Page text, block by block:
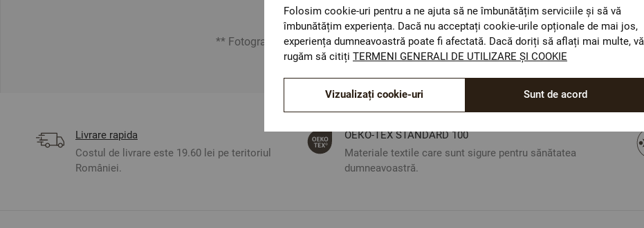
** Fotografiile sunt orientative. Poate varia ușor culoarea sau tonalitatea.
Livrare rapida
Costul de livrare este 19.60 lei pe teritoriul
României.
ОЕКО-ТЕX STANDARD 100
Materiale textile care sunt sigure pentru sănătatea
dumneavoastră.
Folosim cookie-uri pentru a ne ajuta să ne îmbunătățim serviciile și să vă
îmbunătățim experiența. Dacă nu acceptați cookie-urile opționale de mai jos,
experiența dumneavoastră poate fi afectată. Dacă doriți să aflați mai multe, vă
rugăm să citiți TERMENI GENERALI DE UTILIZARE ȘI COOKIE
Sunt de acord
Vizualizați cookie-uri